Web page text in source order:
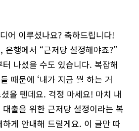
어 이루셨나요? 축하드립니다!
은행에서 “근저당 설정해야죠?”
나셨을 수도 있습니다. 복잡해
때문에 ‘내가 지금 뭘 하는 거
을 텐데요. 걱정 마세요! 마치 내
출을 위한 근저당 설정이라는 복
게 안내해 드릴게요. 이 글만 따